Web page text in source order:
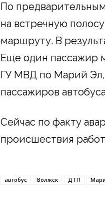
По
на встречную
маршруту. В
Еще один пассажир
ГУ МВД по Марий Эл,
пассажиров
Сейчас по факту
происшествия
автобус Волжск ДТП